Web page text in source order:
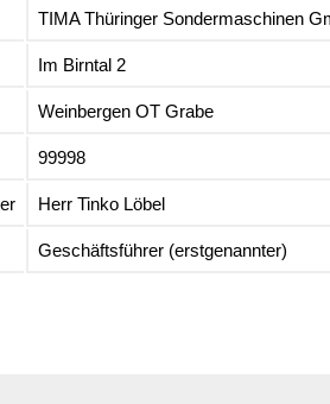
TIMA Thüringer Sondermaschinen
Im Birntal 2
Weinbergen OT Grabe
99998
Herr Tinko Löbel
Geschäftsführer (erstgenannter)